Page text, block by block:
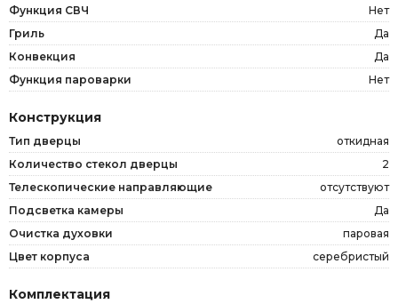
Функция СВЧ
Нет
Гриль
Да
Конвекция
Да
Функция пароварки
Нет
Конструкция
Тип дверцы
откидная
Количество стекол дверцы
2
Телескопические направляющие
отсутствуют
Подсветка камеры
Да
Очистка духовки
паровая
Цвет корпуса
серебристый
Комплектация